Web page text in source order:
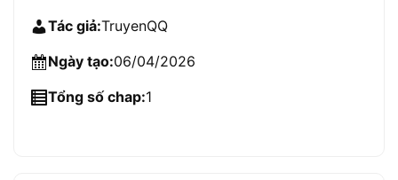
Tác giả:TruyenQQ
Ngày tạo:06/04/2026
Tổng số chap:1